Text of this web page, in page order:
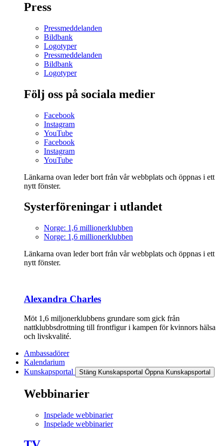
Press
Pressmeddelanden
Bildbank
Logotyper
Pressmeddelanden
Bildbank
Logotyper
Följ oss på sociala medier
Facebook
Instagram
YouTube
Facebook
Instagram
YouTube
Länkarna ovan leder bort från vår webbplats och öppnas i ett
nytt fönster.
Systerföreningar i utlandet
Norge: 1,6 millionerklubben
Norge: 1,6 millionerklubben
Länkarna ovan leder bort från vår webbplats och öppnas i ett
nytt fönster.
Alexandra Charles
Möt 1,6 miljonerklubbens grundare som gick från
nattklubbsdrottning till frontfigur i kampen för kvinnors hälsa
och livskvalité.
Ambassadörer
Kalendarium
Kunskapsportal
Stäng Kunskapsportal Öppna Kunskapsportal
Webbinarier
Inspelade webbinarier
Inspelade webbinarier